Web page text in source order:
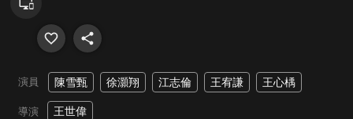
演員 陳雪甄 徐灝翔 江志倫 王宥謙 王心楀
導演 王世偉